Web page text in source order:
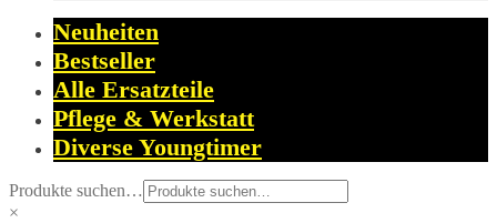
Neuheiten
Bestseller
Alle Ersatzteile
Pflege & Werkstatt
Diverse Youngtimer
Produkte suchen…
×